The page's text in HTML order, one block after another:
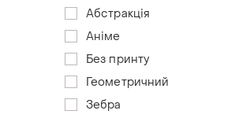
Абстракція
Аніме
Без принту
Геометричний
Зебра